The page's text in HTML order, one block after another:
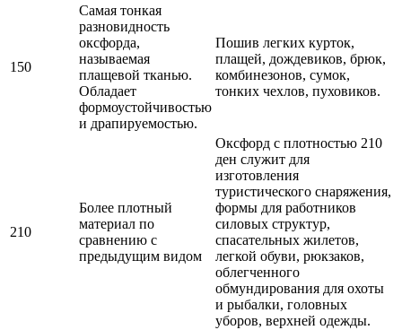
150
Самая тонкая
разновидность
оксфорда,
называемая
плащевой тканью.
Обладает
формоустойчивостью
и драпируемостью.
Пошив легких курток,
плащей, дождевиков, брюк,
комбинезонов, сумок,
тонких чехлов, пуховиков.
210
Более плотный
материал по
сравнению с
предыдущим видом
Оксфорд с плотностью 210
ден служит для
изготовления
туристического снаряжения,
формы для работников
силовых структур,
спасательных жилетов,
легкой обуви, рюкзаков,
облегченного
обмундирования для охоты
и рыбалки, головных
уборов, верхней одежды.